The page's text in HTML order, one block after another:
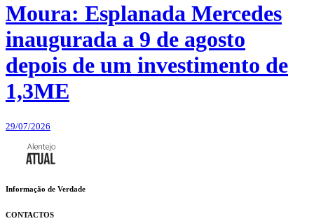
Moura: Esplanada Mercedes
inaugurada a 9 de agosto
depois de um investimento de
1,3ME
29/07/2026
Informação de Verdade
CONTACTOS